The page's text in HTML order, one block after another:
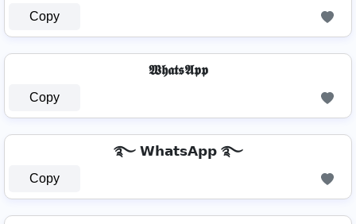
Copy
𝖂𝖍𝖆𝖙𝖘𝕬𝖕𝖕
Copy
࿐ 𝗪𝗵𝗮𝘁𝘀𝗔𝗽𝗽 ࿐
Copy